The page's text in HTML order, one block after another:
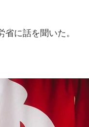
に話を聞いた。